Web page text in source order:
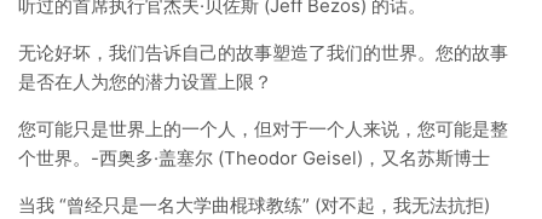
听过的首席执行官杰夫·贝佐斯 (Jeff Bezos) 的话。
无论好坏，我们告诉自己的故事塑造了我们的世界。您的故事
是否在人为您的潜力设置上限？
您可能只是世界上的一个人，但对于一个人来说，您可能是整
个世界。-西奥多·盖塞尔 (Theodor Geisel)，又名苏斯博士
当我 “曾经只是一名大学曲棍球教练” (对不起，我无法抗拒)